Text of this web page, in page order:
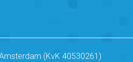
(KvK 40530261)